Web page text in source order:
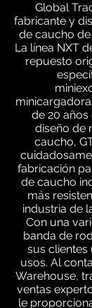
Global
fabricante y
de caucho de
La línea NXT
repuesto
de 20 años
diseño de
caucho,
fabricación
de caucho
más
industria de
Con una
banda de
sus clientes
usos. Al
Warehouse,
ventas
le